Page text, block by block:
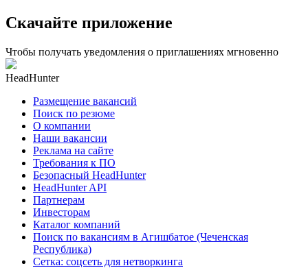
Скачайте приложение
Чтобы получать уведомления о приглашениях мгновенно
HeadHunter
Размещение вакансий
Поиск по резюме
О компании
Наши вакансии
Реклама на сайте
Требования к ПО
Безопасный HeadHunter
HeadHunter API
Партнерам
Инвесторам
Каталог компаний
Поиск по вакансиям в Агишбатое (Чеченская
Республика)
Сетка: соцсеть для нетворкинга